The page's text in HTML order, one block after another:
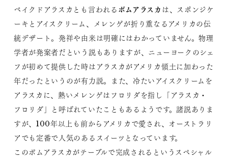
ベイクドアラスカとも言われる ボムアラスカ は、スポンジケ
ーキとアイスクリーム、メレンゲが折り重なるアメリカの伝
統デザート。発祥や由来は明確にはわかっていません。物理
学者が発案者だという説もありますが、ニューヨークのシェ
フが初めて提供した時はアラスカがアメリカ領土に加わった
年だったというのが有力説。また、冷たいアイスクリームを
アラスカに、熱いメレンゲはフロリダを指し「アラスカ・
フロリダ」と呼ばれていたこともあるようです。諸説ありま
すが、100年以上も前からアメリカで愛され、オーストラリ
アでも定番で人気のあるスイーツとなっています。
このボムアラスカがテーブルで完成されるというスペシャル